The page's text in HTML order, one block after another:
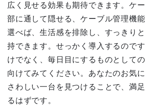
広く見せる効果も期待できます。ケ
部に通して隠せる、ケーブル管理機
選べば、生活感を排除し、すっきり
持できます。せっかく導入するので
けでなく、毎日目にするものとして
向けてみてください。あなたのお気
さわしい一台を見つけることで、満
るはずです。